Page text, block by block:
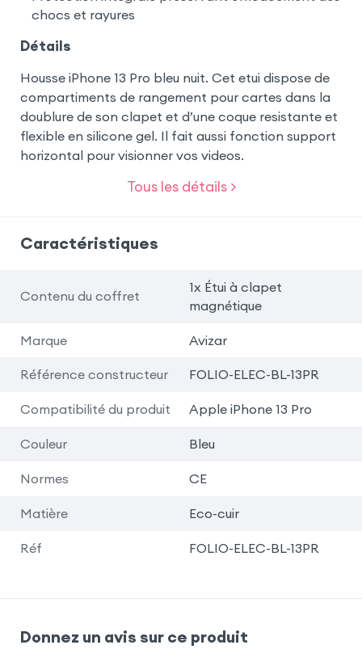
chocs et rayures
Détails
Housse iPhone 13 Pro bleu nuit. Cet etui dispose de
compartiments de rangement pour cartes dans la
doublure de son clapet et d’une coque resistante et
flexible en silicone gel. Il fait aussi fonction support
horizontal pour visionner vos videos.
Tous les détails >
Caractéristiques
Contenu du coffret
1x Étui à clapet
magnétique
Marque Avizar
Référence constructeur FOLIO-ELEC-BL-13PR
Compatibilité du produit Apple iPhone 13 Pro
Couleur Bleu
Normes CE
Matière Eco-cuir
Réf FOLIO-ELEC-BL-13PR
Donnez un avis sur ce produit